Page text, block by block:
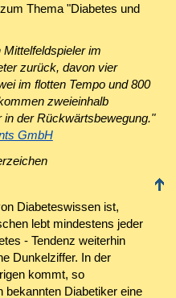
Thema "Diabetes und
im
zurück, davon vier
im flotten Tempo und 800
zweieinhalb
der Rückwärtsbewegung."
GmbH
Diabeteswissen ist,
lebt mindestens jeder
- Tendenz weiterhin
Dunkelziffer. In der
kommt, so
bekannten Diabetiker eine